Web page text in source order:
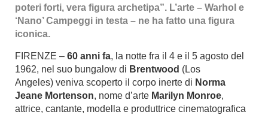
poteri forti, vera figura archetipa”. L’arte – Warhol e
‘Nano’ Campeggi in testa – ne ha fatto una figura
iconica.
FIRENZE – 60 anni fa, la notte fra il 4 e il 5 agosto del
1962, nel suo bungalow di Brentwood (Los
Angeles) veniva scoperto il corpo inerte di Norma
Jeane Mortenson, nome d’arte Marilyn Monroe,
attrice, cantante, modella e produttrice cinematografica